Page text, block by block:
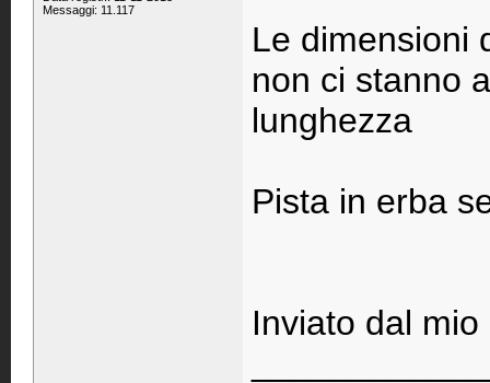
Messaggi: 11.117
Le dimensioni
non ci stanno
lunghezza
Pista in erba
Inviato dal